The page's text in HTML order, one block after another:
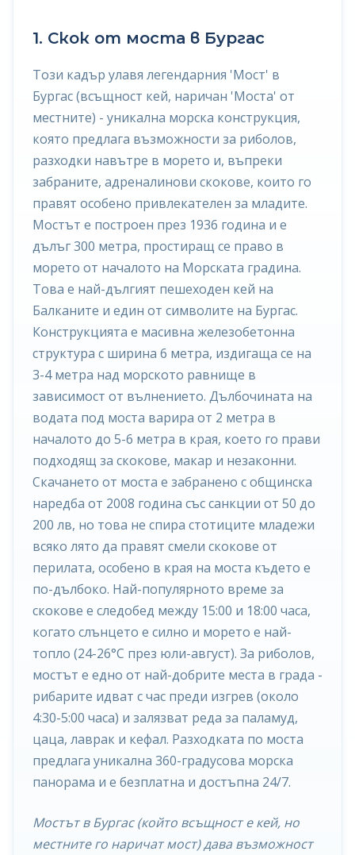
1. Скок от моста в Бургас
Този кадър улавя легендарния 'Мост' в
Бургас (всъщност кей, наричан 'Моста' от
местните) - уникална морска конструкция,
която предлага възможности за риболов,
разходки навътре в морето и, въпреки
забраните, адреналинови скокове, които го
правят особено привлекателен за младите.
Мостът е построен през 1936 година и е
дълъг 300 метра, простиращ се право в
морето от началото на Морската градина.
Това е най-дългият пешеходен кей на
Балканите и един от символите на Бургас.
Конструкцията е масивна железобетонна
структура с ширина 6 метра, издигаща се на
3-4 метра над морското равнище в
зависимост от вълнението. Дълбочината на
водата под моста варира от 2 метра в
началото до 5-6 метра в края, което го прави
подходящ за скокове, макар и незаконни.
Скачането от моста е забранено с общинска
наредба от 2008 година със санкции от 50 до
200 лв, но това не спира стотиците младежи
всяко лято да правят смели скокове от
перилата, особено в края на моста където е
по-дълбоко. Най-популярното време за
скокове е следобед между 15:00 и 18:00 часа,
когато слънцето е силно и морето е най-
топло (24-26°C през юли-август). За риболов,
мостът е едно от най-добрите места в града -
рибарите идват с час преди изгрев (около
4:30-5:00 часа) и залязват реда за паламуд,
цаца, лаврак и кефал. Разходката по моста
предлага уникална 360-градусова морска
панорама и е безплатна и достъпна 24/7.
Мостът в Бургас (който всъщност е кей, но
местните го наричат мост) дава възможност